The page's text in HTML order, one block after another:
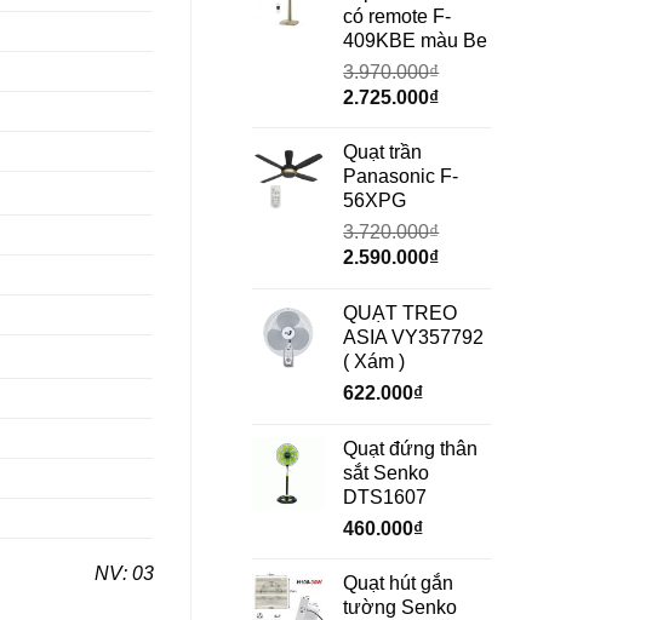
1.050.000₫.
có remote F-
409KBE màu Be
3.970.000₫
Giá
là:
3.970.000₫.
2.725.000₫Giá
là:
Quạt trần
Panasonic F-
56XPG
3.720.000₫
Giá
là:
3.720.000₫.
2.590.000₫Giá
tại
là:
QUẠT TREO
ASIA VY357792
( Xám )
622.000₫
Quạt đứng thân
sắt Senko
DTS1607
460.000₫
Quạt hút gắn
tường Senko
NV: 03